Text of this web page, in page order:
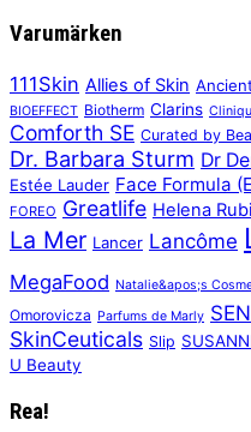
Varumärken
111Skin Allies of Skin
BIOEFFECT Biotherm Clarins
Comforth SE Curated by
Dr. Barbara Sturm Dr
Estée Lauder Face Formula
FOREO Greatlife Helena
La Mer Lancer Lancôme
MegaFood Natalie&apos;s
Omorovicza Parfums de Marly
SkinCeuticals Slip
U Beauty
Rea!